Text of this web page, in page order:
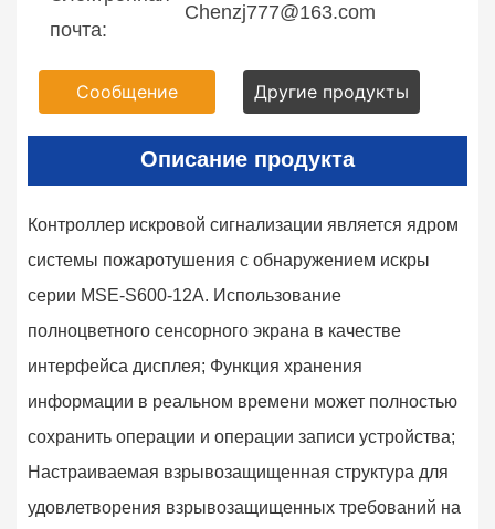
почта:
Chenzj777@163.com
Сообщение Другие продукты
Описание продукта
Контроллер искровой сигнализации является ядром
системы пожаротушения с обнаружением искры
серии MSE-S600-12A. Использование
полноцветного сенсорного экрана в качестве
интерфейса дисплея; Функция хранения
информации в реальном времени может полностью
сохранить операции и операции записи устройства;
Настраиваемая взрывозащищенная структура для
удовлетворения взрывозащищенных требований на